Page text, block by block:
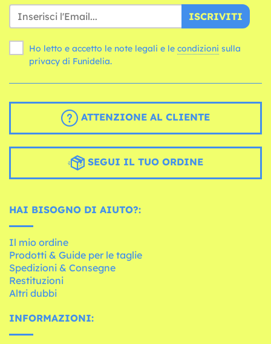
ISCRIVITI
Ho letto e accetto le note legali e le condizioni
privacy di Funidelia.
ATTENZIONE AL CLIENTE
SEGUI IL TUO ORDINE
HAI BISOGNO DI AIUTO?:
Il mio ordine
Prodotti & Guide per le taglie
Spedizioni & Consegne
Restituzioni
Altri dubbi
INFORMAZIONI: